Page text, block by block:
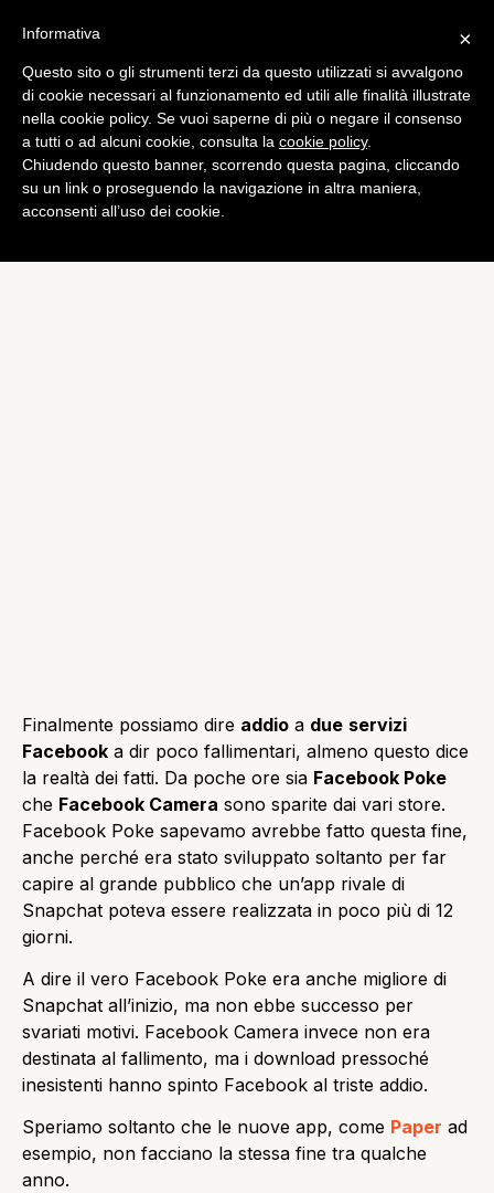
App
Addio a Facebook Poke e
Facebook Camera
di Alessandro Moretti
Finalmente possiamo dire addio a due servizi
Facebook a dir poco fallimentari, almeno questo dice
la realtà dei fatti. Da poche ore sia Facebook Poke
che Facebook Camera sono sparite dai vari store.
Facebook Poke sapevamo avrebbe fatto questa fine,
anche perché era stato sviluppato soltanto per far
capire al grande pubblico che un’app rivale di
Snapchat poteva essere realizzata in poco più di 12
giorni.
A dire il vero Facebook Poke era anche migliore di
Snapchat all’inizio, ma non ebbe successo per
svariati motivi. Facebook Camera invece non era
destinata al fallimento, ma i download pressoché
inesistenti hanno spinto Facebook al triste addio.
Speriamo soltanto che le nuove app, come Paper ad
esempio, non facciano la stessa fine tra qualche
anno.
×
Informativa
Questo sito o gli strumenti terzi da questo utilizzati si avvalgono
di cookie necessari al funzionamento ed utili alle finalità illustrate
nella cookie policy. Se vuoi saperne di più o negare il consenso
a tutti o ad alcuni cookie, consulta la cookie policy.
Chiudendo questo banner, scorrendo questa pagina, cliccando
su un link o proseguendo la navigazione in altra maniera,
acconsenti all’uso dei cookie.